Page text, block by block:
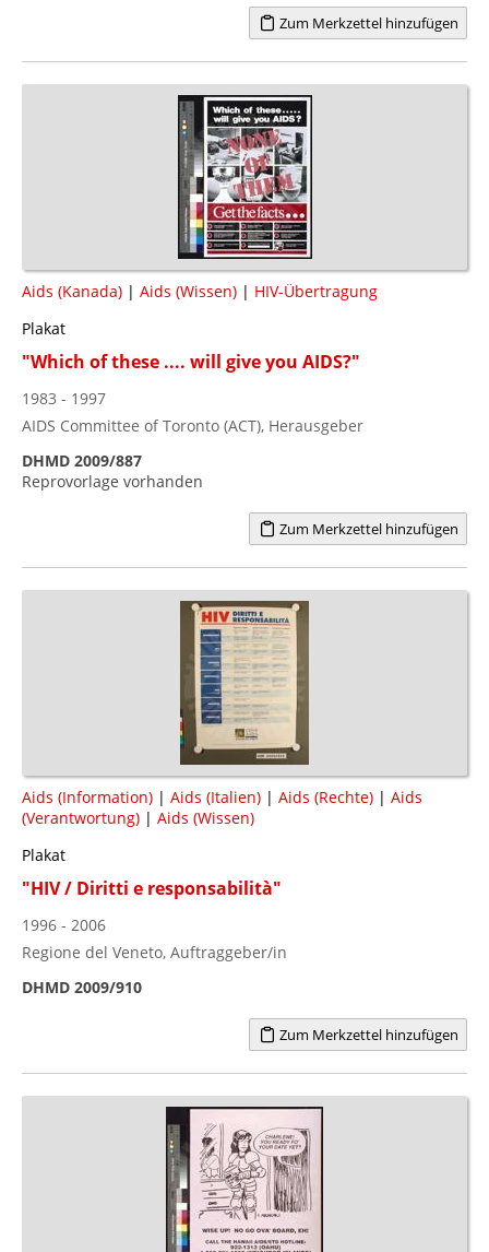
Zum Merkzettel hinzufügen
Aids (Kanada) | Aids (Wissen) | HIV-Übertragung
Plakat
"Which of these .... will give you AIDS?"
1983 - 1997
AIDS Committee of Toronto (ACT), Herausgeber
DHMD 2009/887
Reprovorlage vorhanden
Zum Merkzettel hinzufügen
Aids (Information) | Aids (Italien) | Aids (Rechte) | Aids
(Verantwortung) | Aids (Wissen)
Plakat
"HIV / Diritti e responsabilità"
1996 - 2006
Regione del Veneto, Auftraggeber/in
DHMD 2009/910
Zum Merkzettel hinzufügen